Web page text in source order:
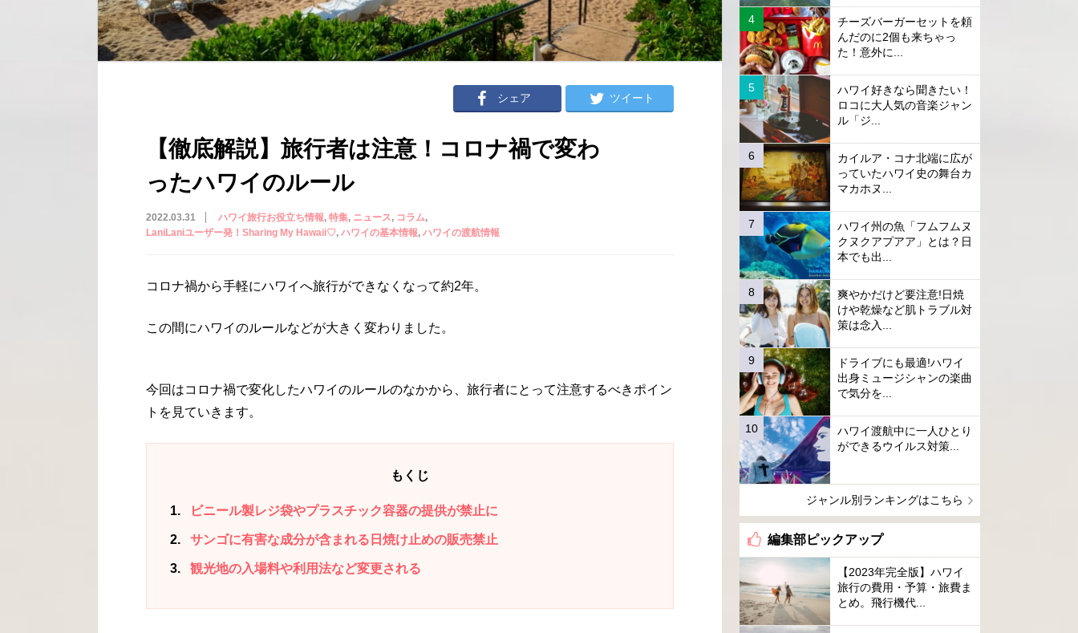
シェア ツイート
【徹底解説】旅行者は注意！コロナ禍で変わ
ったハワイのルール
2022.03.31 ハワイ旅行お役立ち情報 特集 ニュース
コラム
LaniLaniユーザー発！Sharing My Hawaii♡ ハワイの基本情報 ハワイの渡航情報
コロナ禍から手軽にハワイへ旅行ができなくなって約2年。
この間にハワイのルールなどが大きく変わりました。
今回はコロナ禍で変化したハワイのルールのなかから、旅行者にとって注意するべきポイン
トを見ていきます。
もくじ
1 ビニール製レジ袋やプラスチック容器の提供が禁止に
2 サンゴに有害な成分が含まれる日焼け止めの販売禁止
3 観光地の入場料や利用法など変更される
チーズバーガーセットを頼
んだのに2個も来ちゃっ
た！意外に...
ハワイ好きなら聞きたい！
ロコに大人気の音楽ジャン
ル「ジ...
カイルア・コナ北端に広が
っていたハワイ史の舞台カ
マカホヌ...
ハワイ州の魚「フムフムヌ
クヌクアプアア」とは？日
本でも出...
爽やかだけど要注意!日焼
けや乾燥など肌トラブル対
策は念入...
ドライブにも最適!ハワイ
出身ミュージシャンの楽曲
で気分を...
ハワイ渡航中に一人ひとり
ができるウイルス対策...
ジャンル別ランキングはこちら
編集部ピックアップ
【2023年完全版】ハワイ
旅行の費用・予算・旅費ま
とめ。飛行機代...